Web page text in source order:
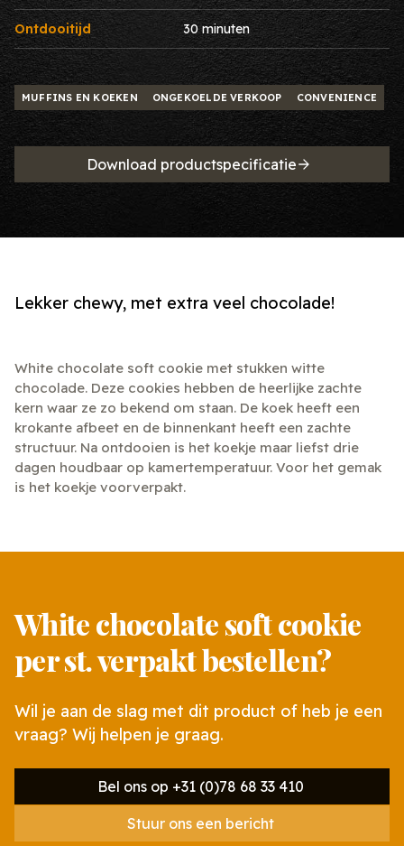
Ontdooitijd 30 minuten
MUFFINS EN KOEKEN ONGEKOELDE VERKOOP CONVENIENCE
Download productspecificatie
Lekker chewy, met extra veel chocolade!
White chocolate soft cookie met stukken witte
chocolade. Deze cookies hebben de heerlijke zachte
kern waar ze zo bekend om staan. De koek heeft een
krokante afbeet en de binnenkant heeft een zachte
structuur. Na ontdooien is het koekje maar liefst drie
dagen houdbaar op kamertemperatuur. Voor het gemak
is het koekje voorverpakt.
White chocolate soft cookie
per st. verpakt bestellen?
Wil je aan de slag met dit product of heb je een
vraag? Wij helpen je graag.
Bel ons op +31 (0)78 68 33 410
Stuur ons een bericht